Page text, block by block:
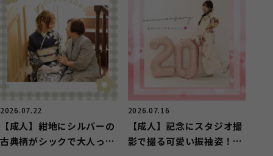
2026.07.22
【成人】紺地にシルバーの
古典柄がシックで大人っぽ
2026.07.16
【成人】記念にスタジオ撮
影で撮る可愛い振袖姿！